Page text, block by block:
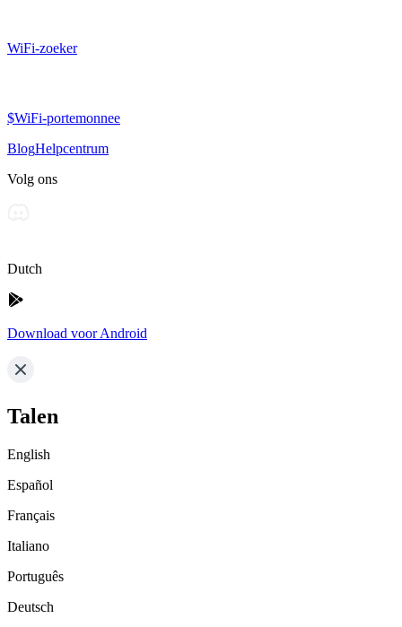
WiFi-zoeker
$WiFi-portemonnee
BlogHelpcentrum
Volg ons
Dutch
Download voor Android
Talen
English
Español
Français
Italiano
Português
Deutsch